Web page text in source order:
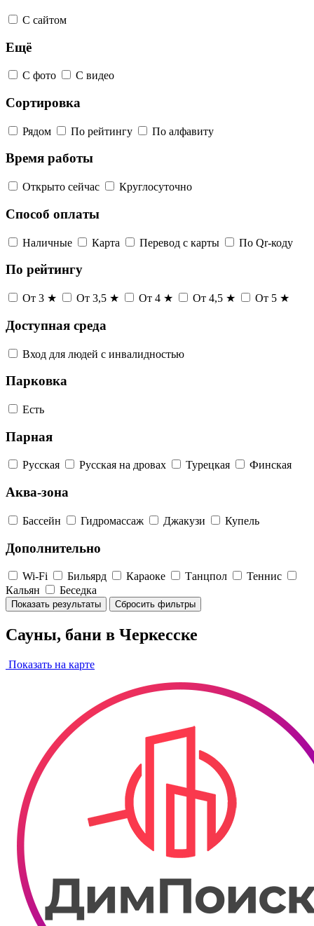
С сайтом
Ещё
С фото С видео
Сортировка
Рядом По рейтингу По алфавиту
Время работы
Открыто сейчас Круглосуточно
Способ оплаты
Наличные Карта Перевод с карты По Qr-коду
По рейтингу
От 3 ★ От 3,5 ★ От 4 ★ От 4,5 ★ От 5 ★
Доступная среда
Вход для людей с инвалидностью
Парковка
Есть
Парная
Русская Русская на дровах Турецкая Финская
Аква-зона
Бассейн Гидромассаж Джакузи Купель
Дополнительно
Wi-Fi Бильярд Караоке Танцпол
Теннис
Кальян
Беседка
Показать результаты Сбросить фильтры
Сауны, бани в Черкесске
Показать на карте